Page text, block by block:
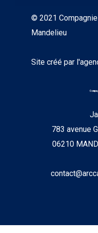
© 2021
Mandelieu
Site créé par
783 avenue
06210